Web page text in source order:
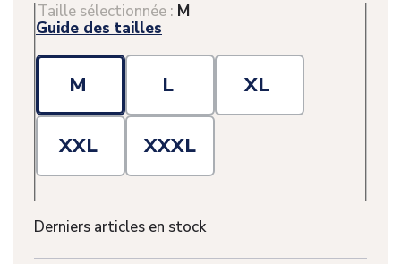
Taille sélectionnée : M
Guide des tailles
M L XL
XXL XXXL
Derniers articles en stock